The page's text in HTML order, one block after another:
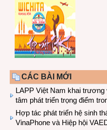
CÁC BÀI MỚI
LAPP Việt Nam khai
tâm phát triển trọng điểm
Hợp tác phát triển hệ sinh
VinaPhone và Hiệp hội